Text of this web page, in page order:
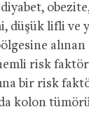
düşük lifli ve
risk
bir risk
kolon